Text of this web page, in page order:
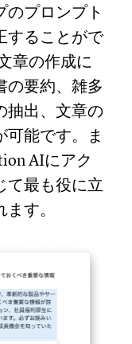
のプロンプト
することがで
章の作成に
の要約、雑多
抽出、文章の
可能です。ま
AIにアク
て最も役に立
す。